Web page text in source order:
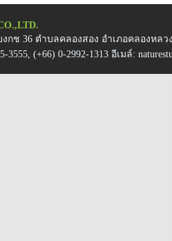
กช 36 ตำบลคลองสอง อำเภอคลองหลว
3555, (+66) 0-2992-1313 อีเมล์: